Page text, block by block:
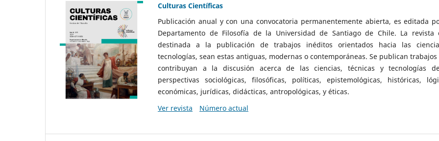
Culturas Científicas
Publicación anual y con una convocatoria permanentemente abierta, es editada
Departamento de Filosofía de la Universidad de Santiago de Chile. La revista
destinada a la publicación de trabajos inéditos orientados hacia las
tecnologías, sean estas antiguas, modernas o contemporáneas. Se publican
contribuyan a la discusión acerca de las ciencias, técnicas y tecnologías
perspectivas sociológicas, filosóficas, políticas, epistemológicas, históricas,
económicas, jurídicas, didácticas, antropológicas, y éticas.
Ver revista
Número actual